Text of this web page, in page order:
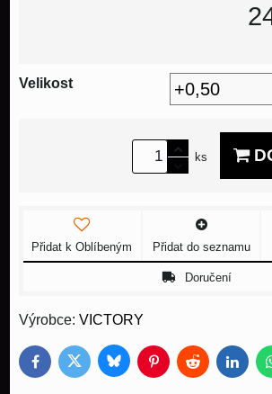
Velikost
ks
Přidat k Oblíbeným Přidat do seznamu
Doručení
Výrobce: VICTORY
FacebookTwitter BlueskyPinterestReddit